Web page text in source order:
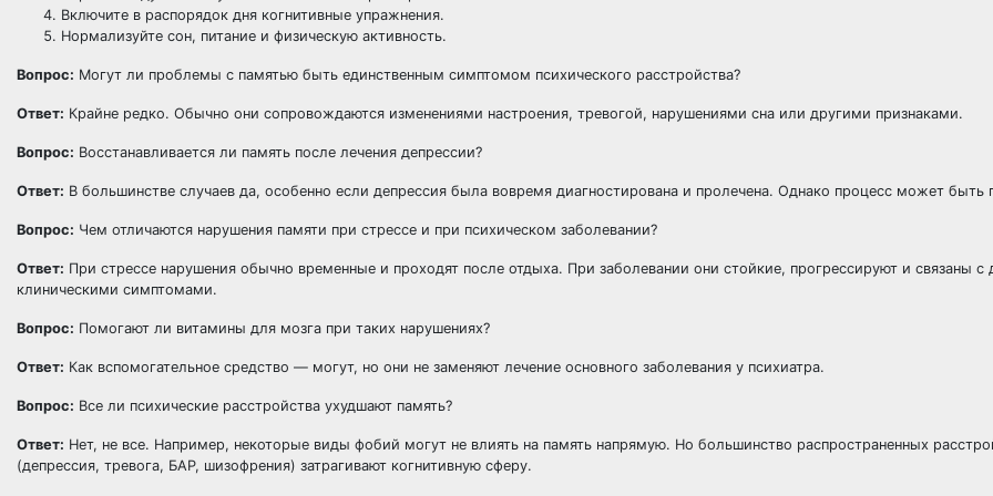
Включите в распорядок дня когнитивные упражнения.
Нормализуйте сон, питание и физическую активность.
Вопрос: Могут ли проблемы с памятью быть единственным симптомом психического расстройства?
Ответ: Крайне редко. Обычно они сопровождаются изменениями настроения, тревогой, нарушениями сна или другими признаками.
Вопрос: Восстанавливается ли память после лечения депрессии?
Ответ: В большинстве случаев да, особенно если депрессия была вовремя диагностирована и пролечена. Однако процесс может быть
Вопрос: Чем отличаются нарушения памяти при стрессе и при психическом заболевании?
Ответ: При стрессе нарушения обычно временные и проходят после отдыха. При заболевании они стойкие, прогрессируют и связаны с
клиническими симптомами.
Вопрос: Помогают ли витамины для мозга при таких нарушениях?
Ответ: Как вспомогательное средство — могут, но они не заменяют лечение основного заболевания у психиатра.
Вопрос: Все ли психические расстройства ухудшают память?
Ответ: Нет, не все. Например, некоторые виды фобий могут не влиять на память напрямую. Но большинство распространенных
(депрессия, тревога, БАР, шизофрения) затрагивают когнитивную сферу.